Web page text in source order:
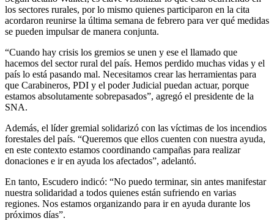
los sectores rurales, por lo mismo quienes participaron en la cita
acordaron reunirse la última semana de febrero para ver qué medidas
se pueden impulsar de manera conjunta.
“Cuando hay crisis los gremios se unen y ese el llamado que
hacemos del sector rural del país. Hemos perdido muchas vidas y el
país lo está pasando mal. Necesitamos crear las herramientas para
que Carabineros, PDI y el poder Judicial puedan actuar, porque
estamos absolutamente sobrepasados”, agregó el presidente de la
SNA.
Además, el líder gremial solidarizó con las víctimas de los incendios
forestales del país. “Queremos que ellos cuenten con nuestra ayuda,
en este contexto estamos coordinando campañas para realizar
donaciones e ir en ayuda los afectados”, adelantó.
En tanto, Escudero indicó: “No puedo terminar, sin antes manifestar
nuestra solidaridad a todos quienes están sufriendo en varias
regiones. Nos estamos organizando para ir en ayuda durante los
próximos días”.